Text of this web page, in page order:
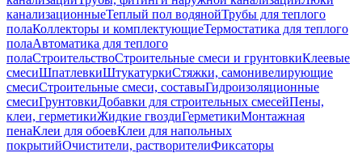
канализационныеТеплый пол водянойТрубы для теплого
полаКоллекторы и комплектующиеТермостатика для теплого
полаАвтоматика для теплого
полаСтроительствоСтроительные смеси и грунтовкиКлеевые
смесиШпатлевкиШтукатуркиСтяжки, самонивелирующие
смесиСтроительные смеси, составыГидроизоляционные
смесиГрунтовкиДобавки для строительных смесейПены,
клеи, герметикиЖидкие гвоздиГерметикиМонтажная
пенаКлеи для обоевКлеи для напольных
покрытийОчистители, растворителиФиксаторы